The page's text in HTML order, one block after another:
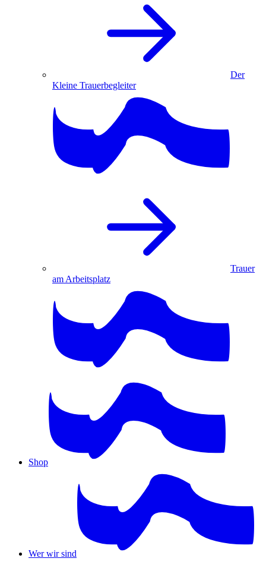
Der
Kleine Trauerbegleiter
Trauer
am Arbeitsplatz
Shop
Wer wir sind